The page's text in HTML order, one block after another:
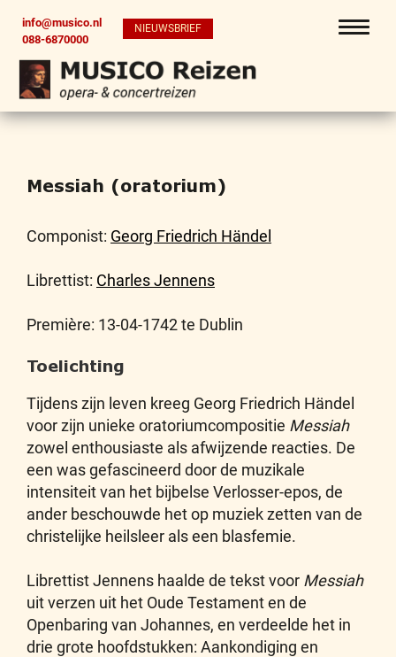
info@musico.nl
088-6870000
NIEUWSBRIEF
Messiah (oratorium)
Componist: Georg Friedrich Händel
Librettist: Charles Jennens
Première: 13-04-1742 te Dublin
Toelichting
Tijdens zijn leven kreeg Georg Friedrich Händel
voor zijn unieke oratoriumcompositie Messiah
zowel enthousiaste als afwijzende reacties. De
een was gefascineerd door de muzikale
intensiteit van het bijbelse Verlosser-epos, de
ander beschouwde het op muziek zetten van de
christelijke heilsleer als een blasfemie.
Librettist Jennens haalde de tekst voor Messiah
uit verzen uit het Oude Testament en de
Openbaring van Johannes, en verdeelde het in
drie grote hoofdstukken: Aankondiging en